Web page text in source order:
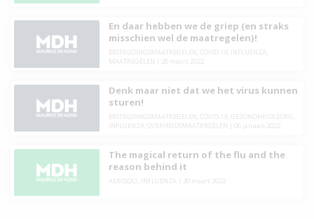
En daar hebben we de griep (en straks
misschien wel de maatregelen)!
BESTRIJDINGSMAATREGELEN COVID-19, INFLUENZA
MAATREGELEN
28 maart 2022
Denk maar niet dat we het virus kunnen
sturen!
BESTRIJDINGSMAATREGELEN COVID-19, GEZONDHEIDSZORG
INFLUENZA OVERHEIDSMAATREGELEN 06 januari 2022
The magical return of the flu and the
reason behind it
AEROSOLS, INFLUENZA 30 maart 2022